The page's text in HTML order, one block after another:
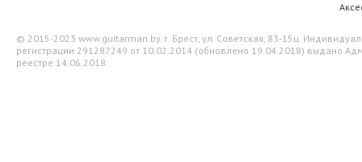
© 2015-2023 www.guitarman.by. г. Брест, ул. Советская, 83-15ц.
регистрации 291287249 от 10.02.2014 (обновлено 19.04.2018) выдано
реестре 14.06.2018.